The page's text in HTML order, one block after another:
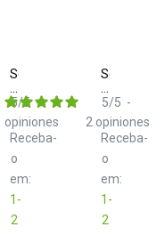
Sennheiser
terciopelo
HD
25
Receba-
o
em:
1-
2
5/5-
opiniones
Sennheiser
arco
HD
25
Receba-
o
em:
1-
2
5/5 -
2 opiniones